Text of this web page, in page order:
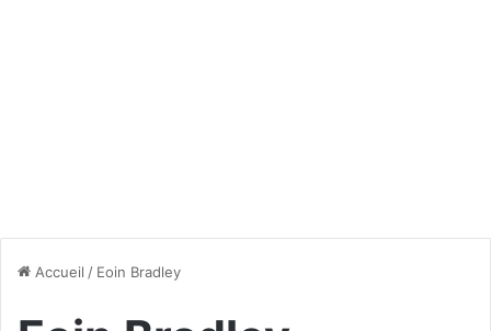
Accueil / Eoin Bradley